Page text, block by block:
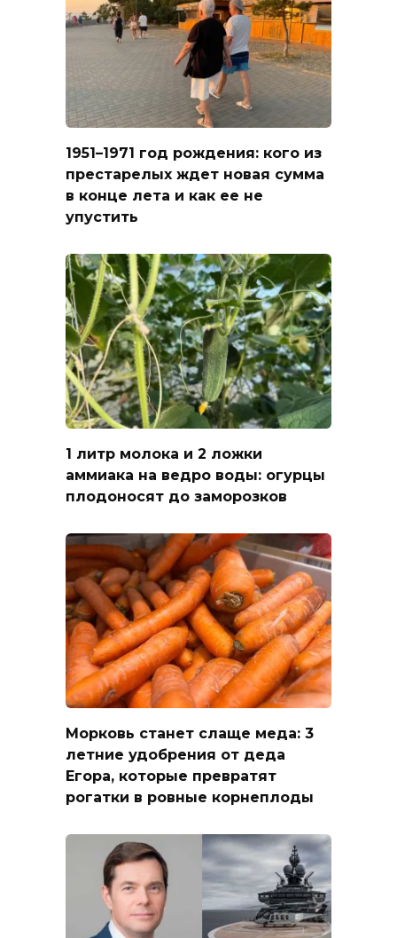
1951–1971 год рождения: кого из
престарелых ждет новая сумма
в конце лета и как ее не
упустить
1 литр молока и 2 ложки
аммиака на ведро воды: огурцы
плодоносят до заморозков
Морковь станет слаще меда: 3
летние удобрения от деда
Егора, которые превратят
рогатки в ровные корнеплоды